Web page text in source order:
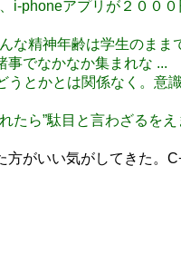
phoneアプリが２００
な精神年齢は学生のま
事でなかなか集まれな ...
とかとは関係なく。意
ら”駄目と言わざるを
がいい気がしてきた。